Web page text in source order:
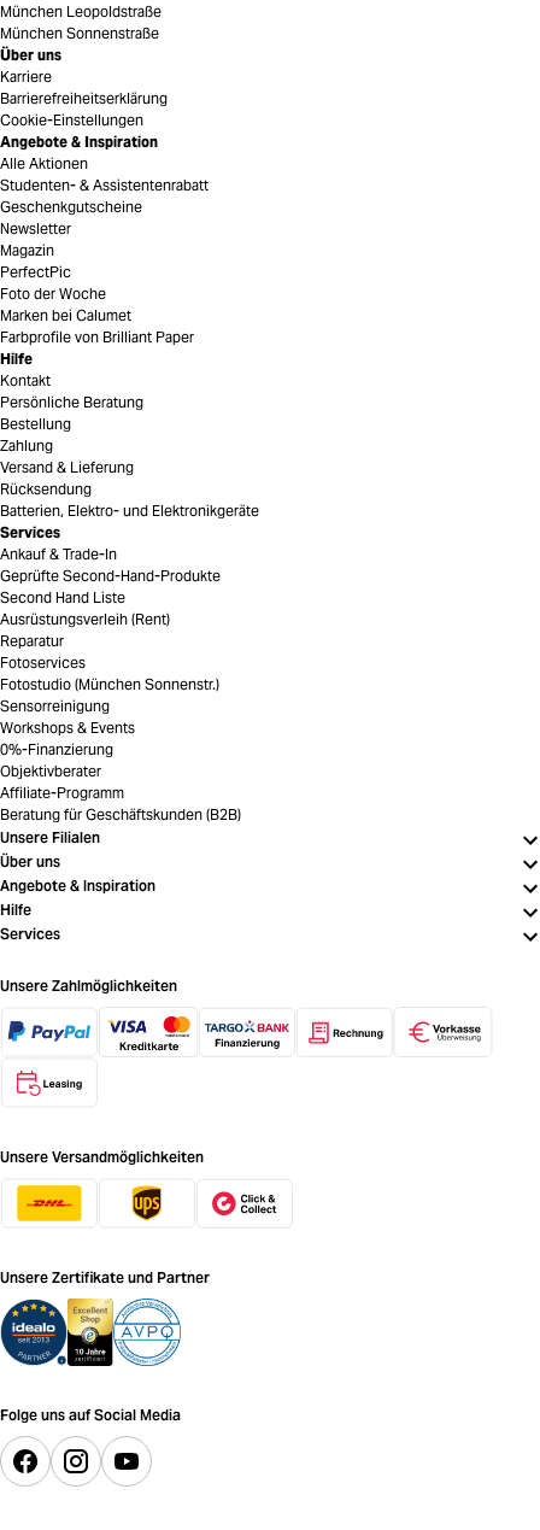
München Leopoldstraße
München Sonnenstraße
Über uns
Karriere
Barrierefreiheitserklärung
Cookie-Einstellungen
Angebote & Inspiration
Alle Aktionen
Studenten- & Assistentenrabatt
Geschenkgutscheine
Newsletter
Magazin
PerfectPic
Foto der Woche
Marken bei Calumet
Farbprofile von Brilliant Paper
Hilfe
Kontakt
Persönliche Beratung
Bestellung
Zahlung
Versand & Lieferung
Rücksendung
Batterien, Elektro- und Elektronikgeräte
Services
Ankauf & Trade-In
Geprüfte Second-Hand-Produkte
Second Hand Liste
Ausrüstungsverleih (Rent)
Reparatur
Fotoservices
Fotostudio (München Sonnenstr.)
Sensorreinigung
Workshops & Events
0%-Finanzierung
Objektivberater
Affiliate-Programm
Beratung für Geschäftskunden (B2B)
Unsere Filialen
Über uns
Angebote & Inspiration
Hilfe
Services
Unsere Zahlmöglichkeiten
Unsere Versandmöglichkeiten
Unsere Zertifikate und Partner
Folge uns auf Social Media